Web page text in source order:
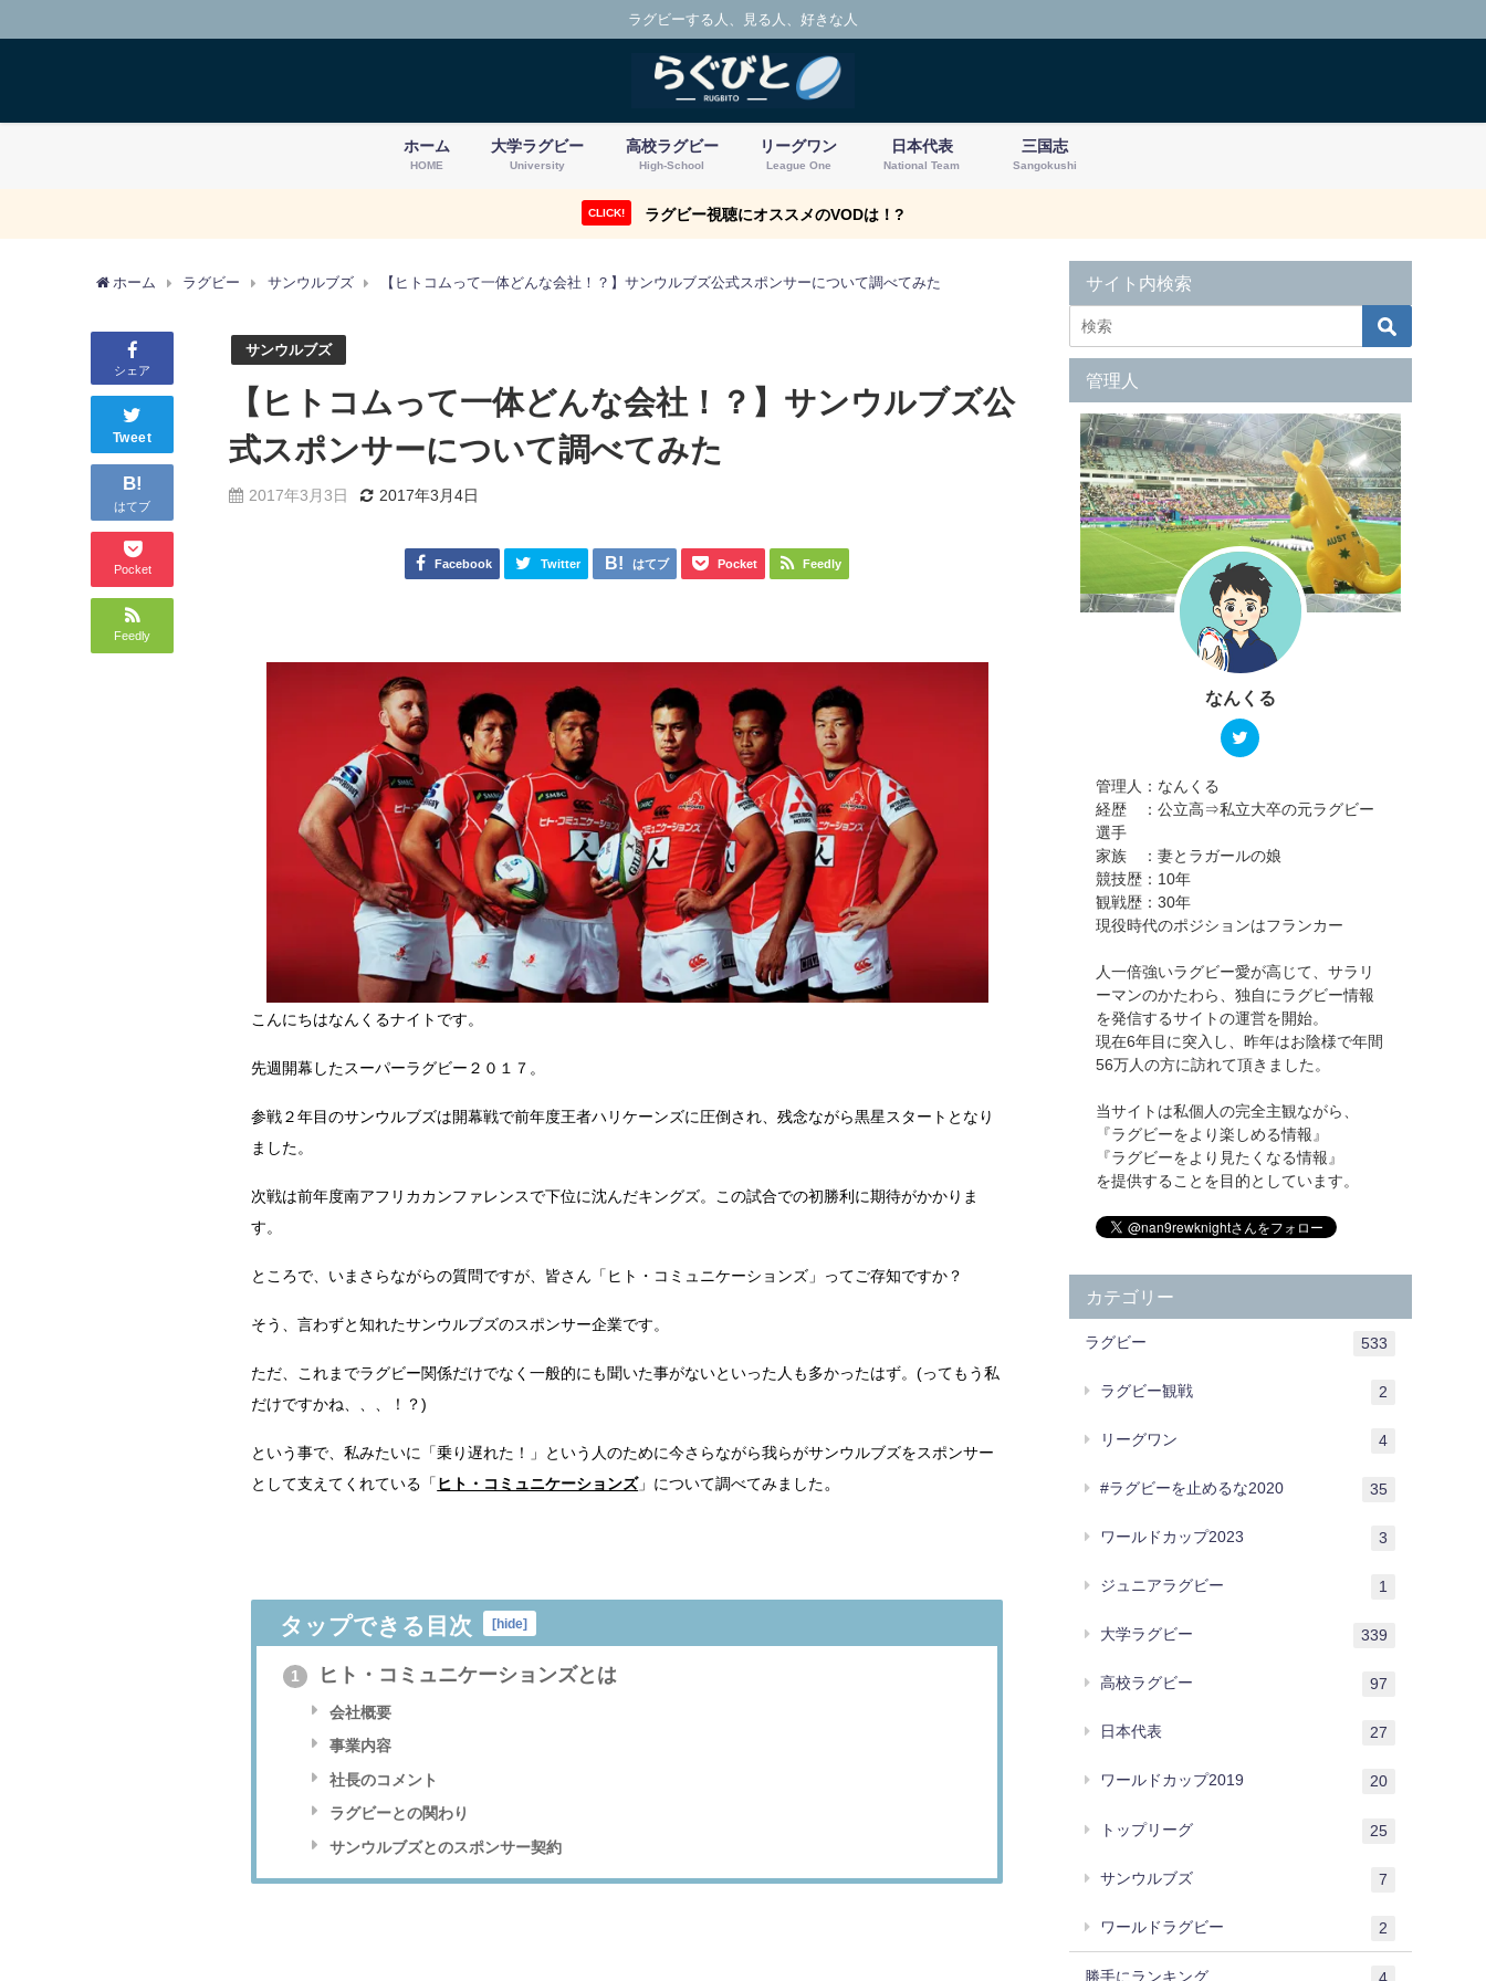
ラグビーする人、見る人、好きな人
ホーム
HOME
大学ラグビー
University
高校ラグビー
High-School
リーグワン
League One
日本代表
National Team
三国志
Sangokushi
CLICK! ラグビー視聴にオススメのVODは！?
ホーム ラグビー サンウルブズ 【ヒトコムって一体どんな会社！？】サンウルブズ公式スポンサーについて調べてみた
シェア
Tweet
B!
はてブ
Pocket
Feedly
サンウルブズ
【ヒトコムって一体どんな会社！？】サンウルブズ公
式スポンサーについて調べてみた
2017年3月3日 2017年3月4日
Facebook Twitter はてブ Pocket Feedly
こんにちはなんくるナイトです。
先週開幕したスーパーラグビー２０１７。
参戦２年目のサンウルブズは開幕戦で前年度王者ハリケーンズに圧倒され、残念ながら黒星スタートとなり
ました。
次戦は前年度南アフリカカンファレンスで下位に沈んだキングズ。この試合での初勝利に期待がかかりま
す。
ところで、いまさらながらの質問ですが、皆さん「ヒト・コミュニケーションズ」ってご存知ですか？
そう、言わずと知れたサンウルブズのスポンサー企業です。
ただ、これまでラグビー関係だけでなく一般的にも聞いた事がないといった人も多かったはず。(ってもう私
だけですかね、、、！？)
という事で、私みたいに「乗り遅れた！」という人のために今さらながら我らがサンウルブズをスポンサー
として支えてくれている「
ヒト・コミュニケーションズ」について調べてみました
タップできる目次 [hide]
1 ヒト・コミュニケーションズとは
会社概要
事業内容
社長のコメント
ラグビーとの関わり
サンウルブズとのスポンサー契約
サイト内検索
管理人
なんくる
管理人：なんくる
経歴 ：公立高⇒私立大卒の元ラグビー
選手
家族 ：妻とラガールの娘
競技歴：10年
観戦歴：30年
現役時代のポジションはフランカー
人一倍強いラグビー愛が高じて、サラリ
ーマンのかたわら、独自にラグビー情報
を発信するサイトの運営を開始。
現在6年目に突入し、昨年はお陰様で年間
56万人の方に訪れて頂きました。
当サイトは私個人の完全主観ながら、
『ラグビーをより楽しめる情報』
『ラグビーをより見たくなる情報』
を提供することを目的としています。
カテゴリー
ラグビー 533
ラグビー観戦 2
リーグワン 4
#ラグビーを止めるな2020 35
ワールドカップ2023 3
ジュニアラグビー 1
大学ラグビー 339
高校ラグビー 97
日本代表 27
ワールドカップ2019 20
トップリーグ 25
サンウルブズ 7
ワールドラグビー 2
勝手にランキング 4